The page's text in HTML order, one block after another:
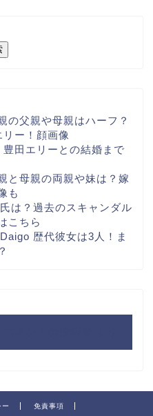
の父親や母親はハーフ？
ー！顔画像
田エリーとの結婚まで
と母親の両親や妹は？嫁
も
は？過去のスキャンダル
こちら
歴代彼女は3人！ま
免責事項